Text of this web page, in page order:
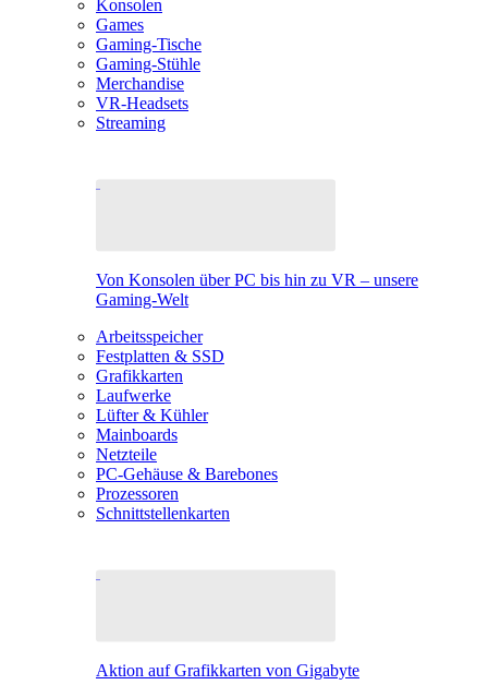
Konsolen
Games
Gaming-Tische
Gaming-Stühle
Merchandise
VR-Headsets
Streaming
Von Konsolen über PC bis hin zu VR – unsere
Gaming-Welt
Arbeitsspeicher
Festplatten & SSD
Grafikkarten
Laufwerke
Lüfter & Kühler
Mainboards
Netzteile
PC-Gehäuse & Barebones
Prozessoren
Schnittstellenkarten
Aktion auf Grafikkarten von Gigabyte